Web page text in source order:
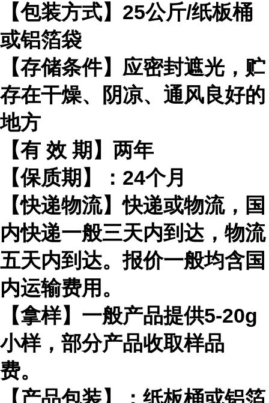
【包装方式】 25公斤/纸板桶
或铝箔袋
【存储条件】应密封遮光，贮
存在干燥、阴凉、通风良好的
地方
【有 效 期】两年
【保质期】： 24个月
【快递物流】快递或物流，国
内快递一般三天内到达，物流
五天内到达。报价一般均含国
内运输费用。
【拿样】一般产品提供5-20g
小样，部分产品收取样品
费。
【产品包装】：纸板桶或铝箔